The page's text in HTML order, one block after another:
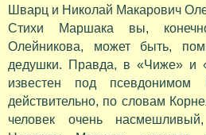
Шварц и Николай Макарович
Стихи Маршака вы,
Олейникова, может быть,
дедушки. Правда, в «Чиже»
известен под
действительно, по словам
человек очень